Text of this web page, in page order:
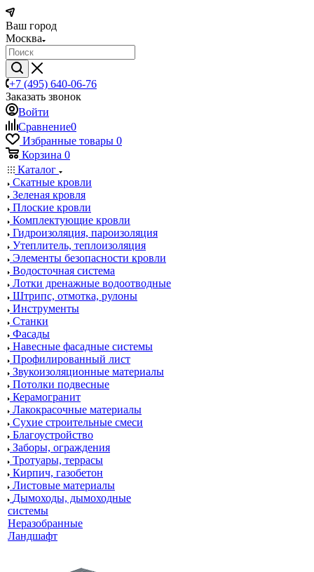
Ваш город
Москва
+7 (495) 640-06-76
Заказать звонок
Войти
Сравнение0
Избранные товары 0
Корзина 0
Каталог
Скатные кровли
Зеленая кровля
Плоские кровли
Комплектующие кровли
Гидроизоляция, пароизоляция
Утеплитель, теплоизоляция
Элементы безопасности кровли
Водосточная система
Лотки дренажные водоотводные
Штрипс, отмотка, рулоны
Инструменты
Станки
Фасады
Навесные фасадные системы
Профилированный лист
Звукоизоляционные материалы
Потолки подвесные
Керамогранит
Лакокрасочные материалы
Сухие строительные смеси
Благоустройство
Заборы, ограждения
Тротуары, террасы
Кирпич, газобетон
Листовые материалы
Дымоходы, дымоходные
системы
Неразобранные
Ландшафт